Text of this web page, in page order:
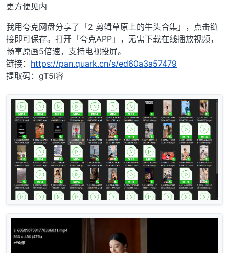
更方便见内
我用夸克网盘分享了「2 剪辑草原上的牛头合集」，点击链
接即可保存。打开「夸克APP」，无需下载在线播放视频，
畅享原画5倍速，支持电视投屏。
链接： https://pan.quark.cn/s/ed60a3a57479
提取码：gT5i容